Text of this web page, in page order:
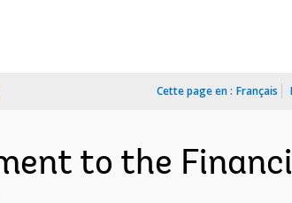
Cette page en : Français
to the